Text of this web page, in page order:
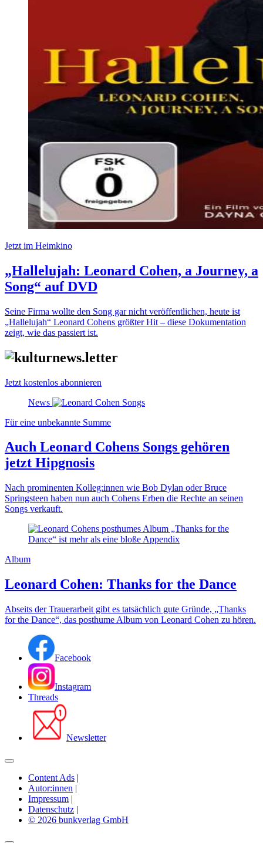
Jetzt im Heimkino
„Hallelujah: Leonard Cohen, a Journey, a
Song“ auf DVD
Seine Firma wollte den Song gar nicht veröffentlichen, heute ist
„Hallelujah“ Leonard Cohens größter Hit – diese Dokumentation
zeigt, wie das passiert ist.
Jetzt kostenlos abonnieren
News
Für eine unbekannte Summe
Auch Leonard Cohens Songs gehören
jetzt Hipgnosis
Nach prominenten Kolleg:innen wie Bob Dylan oder Bruce
Springsteen haben nun auch Cohens Erben die Rechte an seinen
Songs verkauft.
Album
Leonard Cohen: Thanks for the Dance
Abseits der Trauerarbeit gibt es tatsächlich gute Gründe, „Thanks
for the Dance“, das posthume Album von Leonard Cohen zu hören.
Facebook
Instagram
Threads
Newsletter
Content Ads |
Autor:innen |
Impressum |
Datenschutz |
© 2026 bunkverlag GmbH